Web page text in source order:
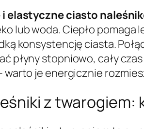
i elastyczne ciasto
lub woda. Ciepło pomaga
konsystencję ciasta.
płyny stopniowo, cały
warto je energicznie
z twarogiem: